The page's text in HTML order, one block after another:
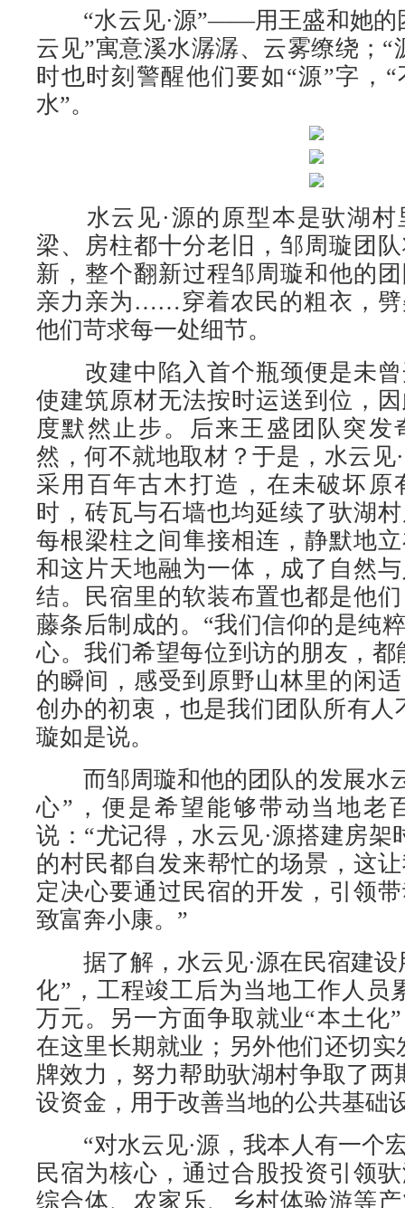
“水云见·源”——用王盛和她的
云见”寓意溪水潺潺、云雾缭绕；“
时也时刻警醒他们要如“源”字，
水”。
水云见·源的原型本是驮湖村
梁、房柱都十分老旧，邹周璇团
新，整个翻新过程邹周璇和他的
亲力亲为……穿着农民的粗衣，劈
他们苛求每一处细节。
改建中陷入首个瓶颈便是未曾
使建筑原材无法按时运送到位，
度默然止步。后来王盛团队突发
然，何不就地取材？于是，水云见
采用百年古木打造，在未破坏原
时，砖瓦与石墙也均延续了驮湖
每根梁柱之间隼接相连，静默地
和这片天地融为一体，成了自然
结。民宿里的软装布置也都是他
藤条后制成的。“我们信仰的是纯
心。我们希望每位到访的朋友，都
的瞬间，感受到原野山林里的闲
创办的初衷，也是我们团队所有人
璇如是说。
而邹周璇和他的团队的发展水
心”，便是希望能够带动当地老
说：“尤记得，水云见·源搭建房架
的村民都自发来帮忙的场景，这
定决心要通过民宿的开发，引领
致富奔小康。”
据了解，水云见·源在民宿建设
化”，工程竣工后为当地工作人员
万元。另一方面争取就业“本土化
在这里长期就业；另外他们还切实
牌效力，努力帮助驮湖村争取了两
设资金，用于改善当地的公共基础
“对水云见·源，我本人有一个
民宿为核心，通过合股投资引领
综合体、农家乐、乡村体验游等